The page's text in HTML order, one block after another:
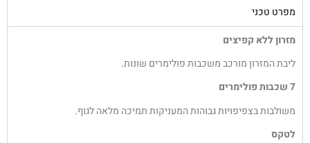
מפרט טכני
מזרון ללא קפיצים
ליבת המזרון מורכב משכבות פולימרים שונות.
7 שכבות פולימרים
משולבות בצפיפויות גבוהות המעניקות תמיכה מלאה לגוף.
לטקס